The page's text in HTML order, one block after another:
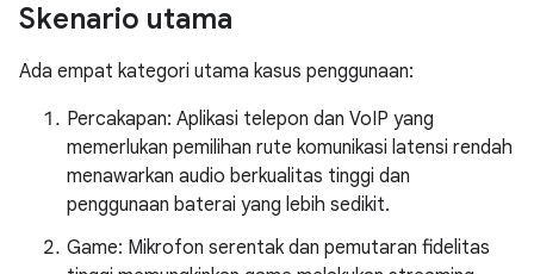
Skenario utama
Ada empat kategori utama kasus penggunaan:
Percakapan: Aplikasi telepon dan VoIP yang
memerlukan pemilihan rute komunikasi latensi rendah
menawarkan audio berkualitas tinggi dan
penggunaan baterai yang lebih sedikit.
Game: Mikrofon serentak dan pemutaran fidelitas